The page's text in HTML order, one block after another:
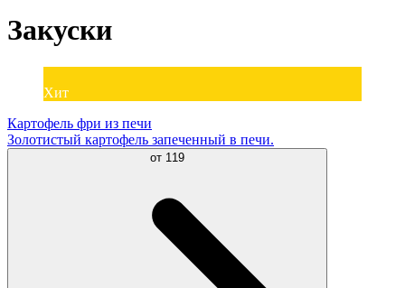
Закуски
Хит
Картофель фри из печи
Золотистый картофель запеченный в печи.
от 119